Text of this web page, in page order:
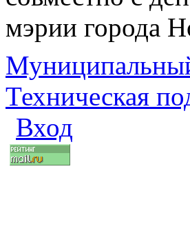
мэрии города
Техническая
Вход